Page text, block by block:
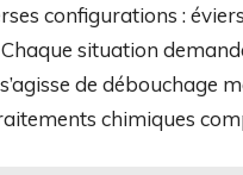
configurations :
situation
de débouchage
chimiques